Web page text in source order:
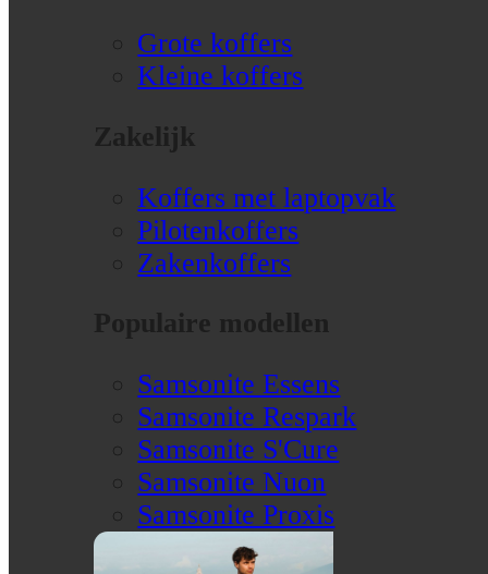
Grote koffers
Kleine koffers
Zakelijk
Koffers met laptopvak
Pilotenkoffers
Zakenkoffers
Populaire modellen
Samsonite Essens
Samsonite Respark
Samsonite S'Cure
Samsonite Nuon
Samsonite Proxis